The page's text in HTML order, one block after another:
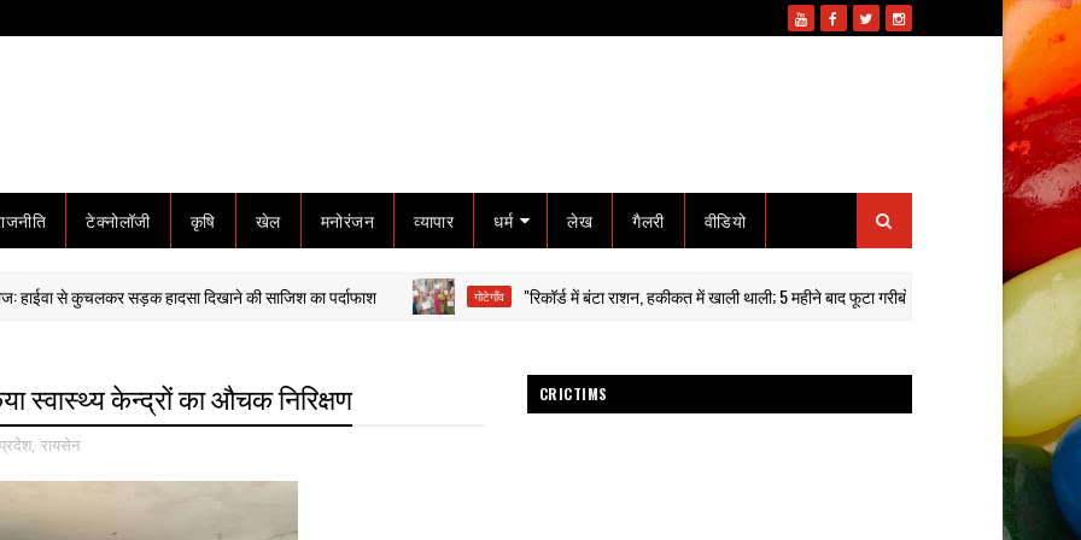
टेक्नोलॉजी कृषि खेल मनोरंजन व्यापार धर्म लेख गैलरी वीडियो
से कुचलकर सड़क हादसा दिखाने की साजिश का पर्दाफाश गोटेगाँव "रिकॉर्ड में बंटा राशन, हकीकत में खाली थाली; 5 महीने बाद फूटा गरीबों का गुस्सा" गोटेगाँव
स्वास्थ्य केन्द्रों का औचक निरिक्षण
, रायसेन
CRICTIMS